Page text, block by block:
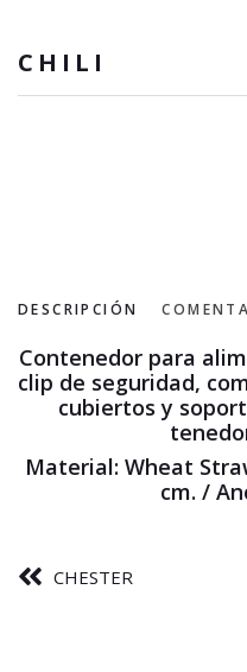
CHILI
DESCRIPCIÓN
Contenedor para
clip de seguridad,
cubiertos y
Material: Wheat
cm. /
CHESTER